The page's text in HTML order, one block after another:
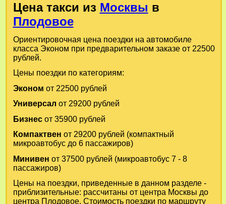
Цена такси из Москвы в
Плодовое
Ориентировочная цена поездки на автомобиле
класса Эконом при предварительном заказе от 22500
рублей.
Цены поездки по категориям:
Эконом от 22500 рублей
Универсал от 29200 рублей
Бизнесот 35900 рублей
Компактвен от 29200 рублей (компактный
микроавтобус до 6 пассажиров)
Минивен от 37500 рублей (микроавтобус 7 - 8
пассажиров)
Цены на поездки, приведенные в данном разделе -
приблизительные: рассчитаны от центра Москвы до
центра Плодовое. Стоимость поездки по маршруту